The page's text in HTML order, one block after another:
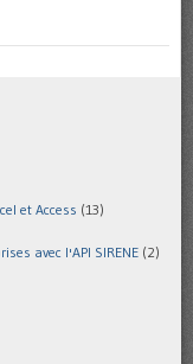
et Access (13)
avec l'API SIRENE (2)